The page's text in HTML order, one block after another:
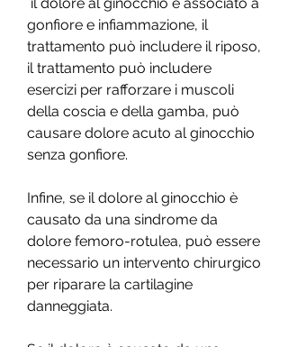
gonfiore e infiammazione, il
trattamento può includere il riposo,
il trattamento può includere
esercizi per rafforzare i muscoli
della coscia e della gamba, può
causare dolore acuto al ginocchio
senza gonfiore.
Infine, se il dolore al ginocchio è
causato da una sindrome da
dolore femoro-rotulea, può essere
necessario un intervento chirurgico
per riparare la cartilagine
danneggiata.